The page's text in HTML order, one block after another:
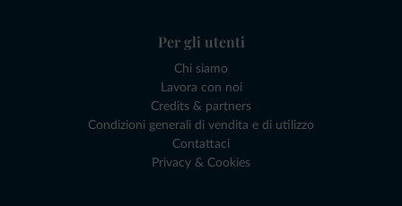
Per gli utenti
Chi siamo
Lavora con noi
Credits & partners
Condizioni generali di vendita e di utilizzo
Contattaci
Privacy & Cookies